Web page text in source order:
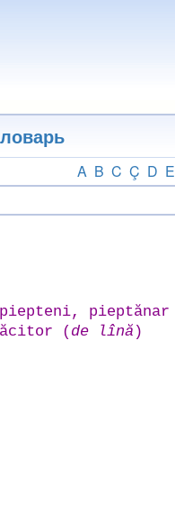
A B C Ç D E
piepteni, pieptănar
(de lînă )